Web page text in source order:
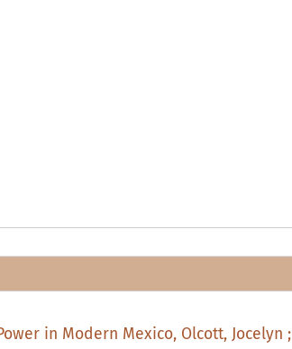
in Modern Mexico, Olcott, Jocelyn ;